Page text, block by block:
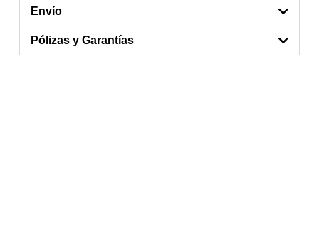
Envío
Pólizas y Garantías